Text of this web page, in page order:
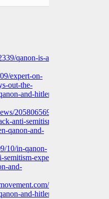
qanon-is-a-
expert-on-
out-the-
and-hitlers-
2058065696143/in-
anti-semitism-
qanon-and-
10/in-qanon-
expert-
and-
2020/09/the-
and-hitlers-